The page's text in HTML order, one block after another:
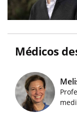
Médicos
Imágenes de